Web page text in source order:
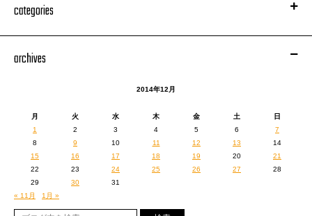
釣り部門。
これは６４cmとあんまでかくないが、形が綺麗すぎるかわいい鯉。
categories
archives
2014年12月
月 火 水 木 金 土
日
1
2 3 4 5 6
7
8
9 10 11 12 13
14
15
16 17 18 19 20
21
22
23 24 25 26 27
28
29
30
31
« 11月
1月 »